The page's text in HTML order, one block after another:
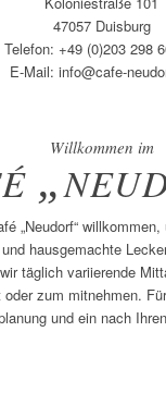
47057 Duisburg
Telefon: +49 (0)203 298
E-Mail: info@cafe-
Willkommen im
„
„Neudorf“
hausgemachte
täglich variierende
zum mitnehmen.
und ein nach